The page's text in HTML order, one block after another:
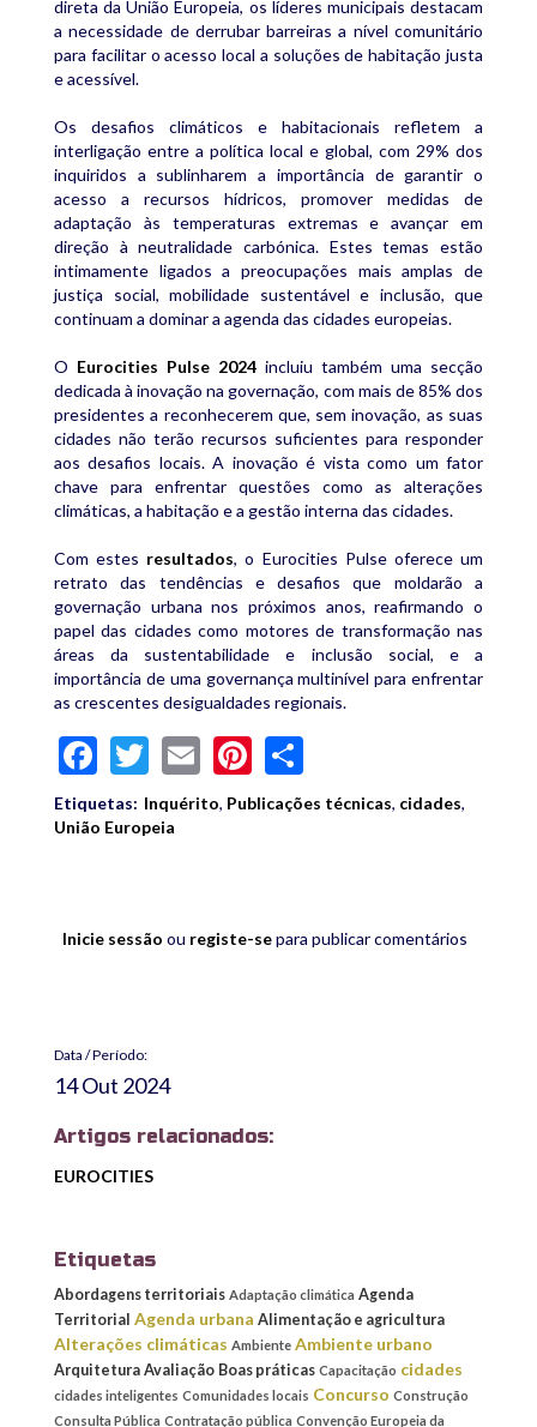
direta da União Europeia, os líderes municipais destacam
a necessidade de derrubar barreiras a nível comunitário
para facilitar o acesso local a soluções de habitação justa
e acessível.
Os desafios climáticos e habitacionais refletem a
interligação entre a política local e global, com 29% dos
inquiridos a sublinharem a importância de garantir o
acesso a recursos hídricos, promover medidas de
adaptação às temperaturas extremas e avançar em
direção à neutralidade carbónica. Estes temas estão
intimamente ligados a preocupações mais amplas de
justiça social, mobilidade sustentável e inclusão, que
continuam a dominar a agenda das cidades europeias.
O Eurocities Pulse 2024 incluiu também uma secção
dedicada à inovação na governação, com mais de 85% dos
presidentes a reconhecerem que, sem inovação, as suas
cidades não terão recursos suficientes para responder
aos desafios locais. A inovação é vista como um fator
chave para enfrentar questões como as alterações
climáticas, a habitação e a gestão interna das cidades.
Com estes resultados, o Eurocities Pulse oferece um
retrato das tendências e desafios que moldarão a
governação urbana nos próximos anos, reafirmando o
papel das cidades como motores de transformação nas
áreas da sustentabilidade e inclusão social, e a
importância de uma governança multinível para enfrentar
as crescentes desigualdades regionais.
Facebook
Twitter
EmailPinterest
Etiquetas: Inquérito, Publicações técnicas, cidades,
União Europeia
Inicie sessão ou registe-separa publicar comentários
Data / Período:
14 Out 2024
Artigos relacionados:
EUROCITIES
Etiquetas
Abordagens territoriais Adaptação climática Agenda
Territorial Agenda urbana Alimentação e agricultura
Alterações climáticas Ambiente Ambiente urbano
Arquitetura Avaliação Boas práticas Capacitação cidades
cidades inteligentes Comunidades locais Concurso Construção
Consulta Pública Contratação pública Convenção Europeia da